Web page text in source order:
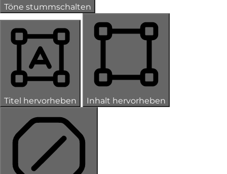
Töne stummschalten
Titel hervorheben Inhalt hervorheben